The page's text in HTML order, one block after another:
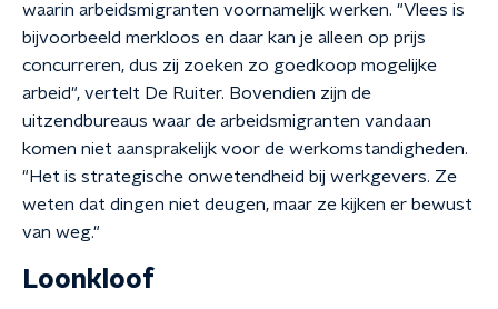
waarin arbeidsmigranten voornamelijk werken. "Vlees is
bijvoorbeeld merkloos en daar kan je alleen op prijs
concurreren, dus zij zoeken zo goedkoop mogelijke
arbeid", vertelt De Ruiter. Bovendien zijn de
uitzendbureaus waar de arbeidsmigranten vandaan
komen niet aansprakelijk voor de werkomstandigheden.
"Het is strategische onwetendheid bij werkgevers. Ze
weten dat dingen niet deugen, maar ze kijken er bewust
van weg."
Loonkloof